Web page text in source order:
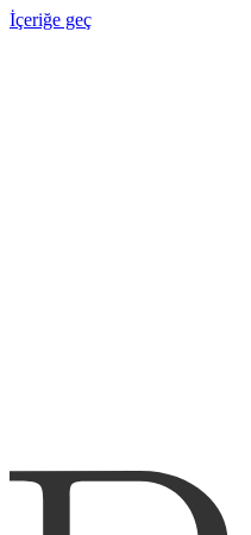
İçeriğe geç